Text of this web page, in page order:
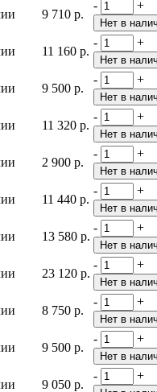
9 710 р.
- +
11 160 р.
- +
9 500 р.
- +
11 320 р.
- +
2 900 р.
- +
11 440 р.
- +
13 580 р.
- +
23 120 р.
- +
8 750 р.
- +
9 500 р.
- +
9 050 р.
- +